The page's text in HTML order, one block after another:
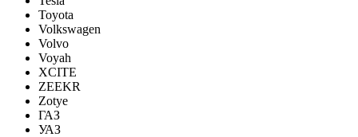
Toyota
Volkswagen
Volvo
Voyah
XCITE
ZEEKR
Zotye
ГАЗ
УАЗ